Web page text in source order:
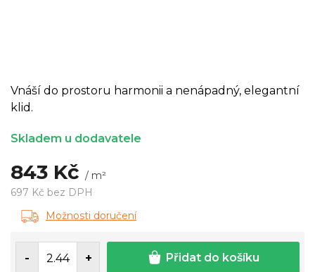
843 Kč / m²
697 Kč bez DPH
Měrná
cena:
Skladem u dodavatele
Možnosti doručení
Přidat do košíku
Vnáší do prostoru harmonii a nenápadný, elegantní
klid.